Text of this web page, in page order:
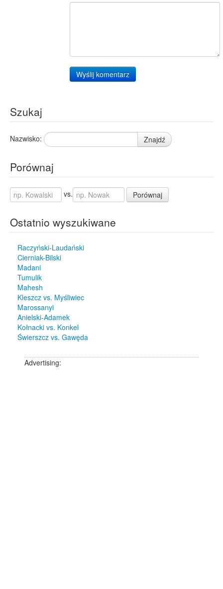
Wyślij komentarz
Szukaj
Nazwisko: Znajdź
Porównaj
vs. Porównaj
Ostatnio wyszukiwane
Raczyński-Laudański
Cierniak-Bilski
Madani
Tumulik
Mahesh
Kleszcz vs. Myśliwiec
Marossanyi
Anielski-Adamek
Kołnacki vs. Konkel
Świerszcz vs. Gawęda
Advertising: